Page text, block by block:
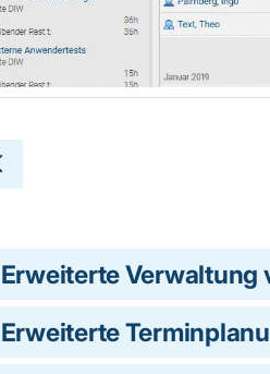
Erweiterte Verwaltung
Erweiterte